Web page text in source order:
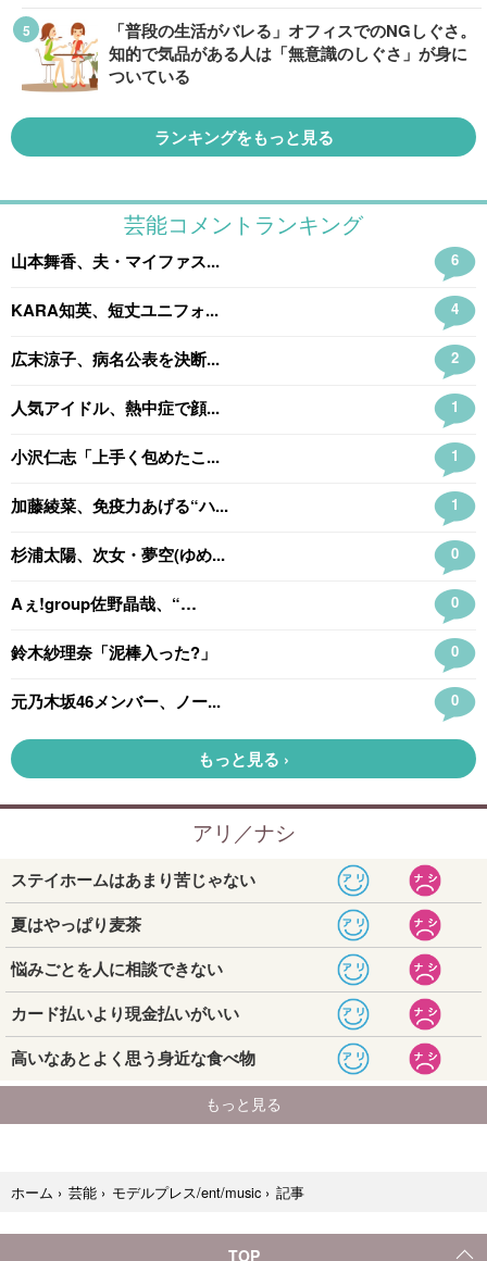
「普段の生活がバレる」オフィスでのNGしぐさ。
知的で気品がある人は「無意識のしぐさ」が身に
ついている
ランキングをもっと見る
ホーム › 芸能 › モデルプレス/ent/music › 記事
TOP